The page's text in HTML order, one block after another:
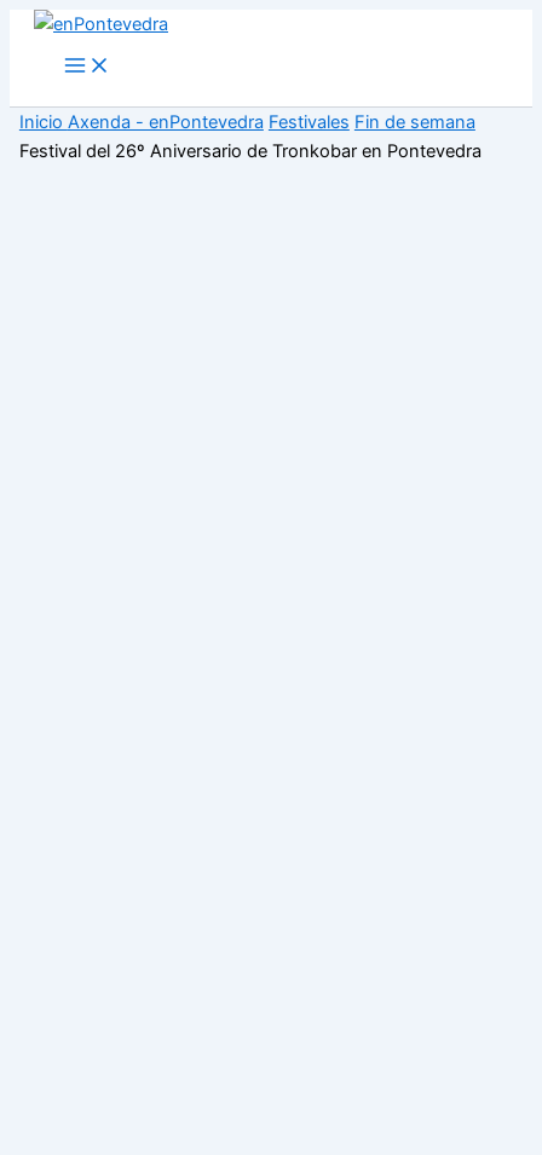
Main
Menu
Inicio Axenda - enPontevedra Festivales Fin de semana
Festival del 26º Aniversario de Tronkobar en Pontevedra